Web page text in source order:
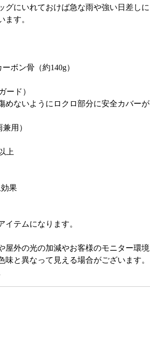
グにいれておけば急な雨や強い日差しに
ます。
ボン骨（約140g）
ード）
めないようにロクロ部分に安全カバーが
用）
上
効果
テムになります。
屋外の光の加減やお客様のモニター環境
味と異なって見える場合がございます。